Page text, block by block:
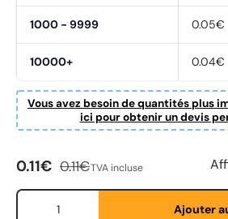
1000 - 9999 0.05€
10000+ 0.04€
Vous avez besoin de quantités plus
ici pour obtenir un devis
Prix soldé
0.11€ Prix habituel
0.11€TVA incluse
Qté
Ajouter